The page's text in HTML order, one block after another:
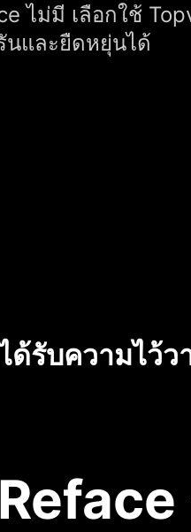
ไม่มี เลือกใช้
นและยืดหยุ่นได้
ด้รับความไว้